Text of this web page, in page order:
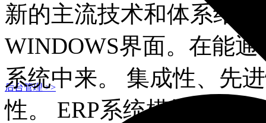
后台管理 >>
新的主流技术和体系结
WINDOWS界面。在能
系统中来。 集成性、先
性。 ERP系统模块 一、